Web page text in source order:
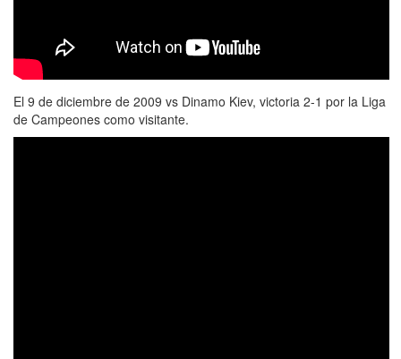
El 9 de diciembre de 2009 vs Dinamo Kiev, victoria 2-1 por la Liga
de Campeones como visitante.